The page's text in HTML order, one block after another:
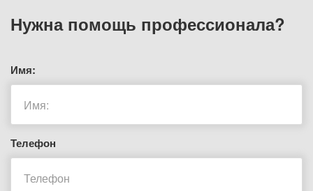
Нужна помощь профессионала?
Имя:
Телефон